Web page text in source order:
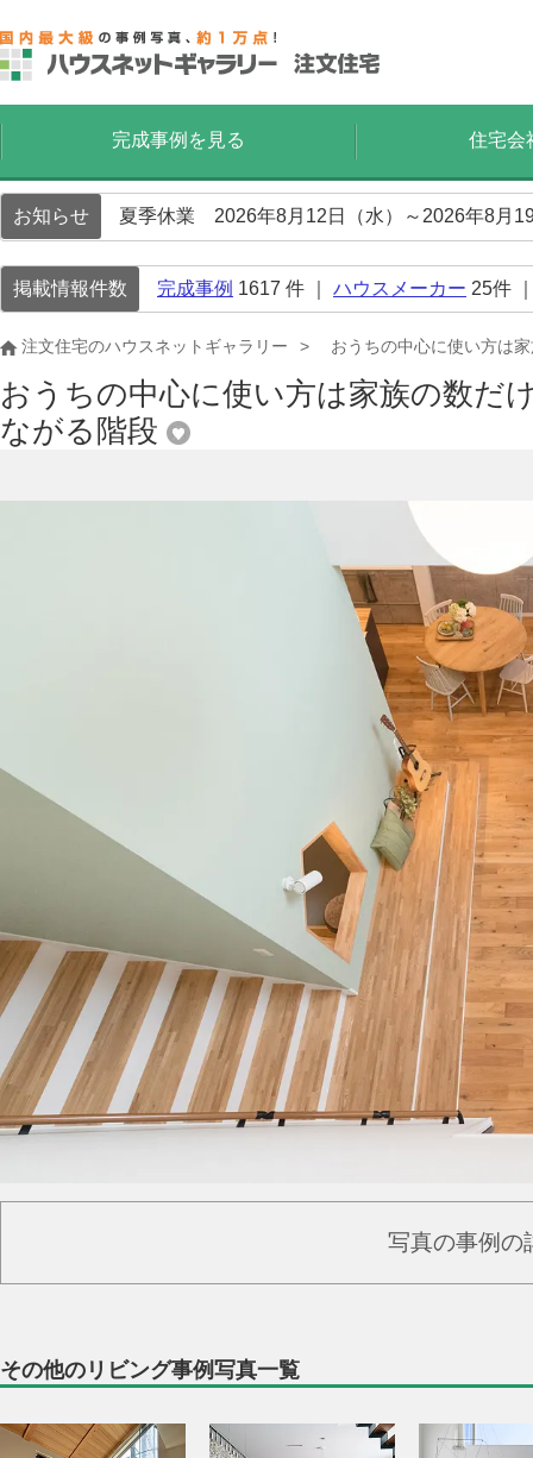
完成事例を見る 住宅会
お知らせ 夏季休業 2026年8月12日（水）～2026年8月
掲載情報件数 完成事例 1617 件 ｜ ハウスメーカー 25件
注文住宅のハウスネットギャラリー おうちの中心に使い方は
おうちの中心に使い方は家族の数だ
ながる階段
写真の事例の
その他のリビング事例写真一覧